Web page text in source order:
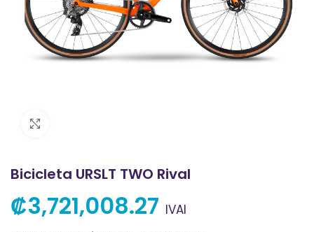
Bicicleta URSLT TWO Rival
₡3,721,008.27 IVAI